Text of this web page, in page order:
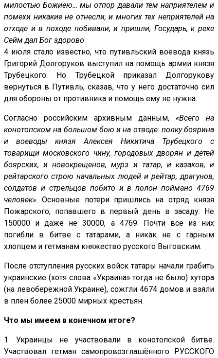
милостью Божиею… мы отпор давали тем наприятелем и
помехи никакие не отнесли, и многих тех неприятелей на
отходе и в походе побивали, и пришли, Государь, к реке
Сейм дал Бог здорово
4 июля стало известно, что путивльский воевода князь
Григорий Долгоруков выступил на помощь армии князя
Трубецкого. Но Трубецкой приказал Долгорукову
вернуться в Путивль, сказав, что у него достаточно сил
для обороны от противника и помощь ему не нужна.
Согласно российским архивным данным, «Всего на
конотопском на большом бою и на отводе: полку боярина
и воеводы князя Алексея Никитича Трубецкого с
товарищи московского чину, городовых дворян и детей
боярских, и новокрещенов, мурз и татар, и казаков, и
рейтарского строю начальных людей и рейтар, драгунов,
солдатов и стрельцов побито и в полон поймано 4769
человек». Основные потери пришлись на отряд князя
Пожарского, попавшего в первый день в засаду. Не
150000 и даже не 30000, а 4769. Почти все из них
погибли в битве с татарами, а никак не с гарным
хлопцем и гетманам княжество русского Выговским.
После отступления русских войск татары начали грабить
украинские (хотя слова «Украина» тогда не было) хутора
(на левобережной Украине), сожгли 4674 домов и взяли
в плен более 25000 мирных крестьян.
Что мы имеем в конечном итоге?
1. Украинцы не участвовали в конотопской битве.
Участвовал гетман самопровозглашённого РУССКОГО